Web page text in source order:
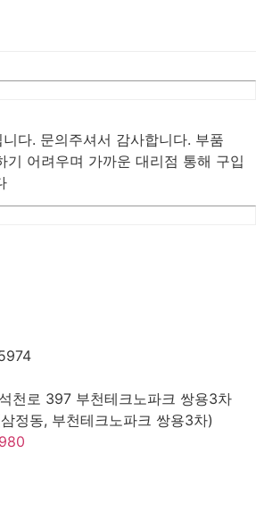
다. 문의주셔서 감사합니다. 부품
기 어려우며 가까운 대리점 통해 구입
천로 397 부천테크노파크 쌍용3차
정동, 부천테크노파크 쌍용3차)